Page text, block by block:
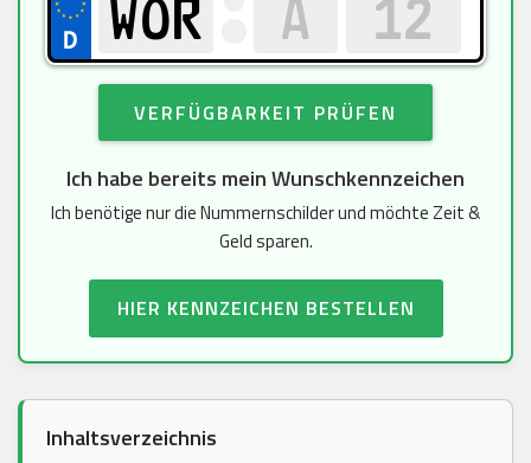
VERFÜGBARKEIT PRÜFEN
Ich habe bereits mein Wunschkennzeichen
Ich benötige nur die Nummernschilder und möchte Zeit &
Geld sparen.
HIER KENNZEICHEN BESTELLEN
Inhaltsverzeichnis